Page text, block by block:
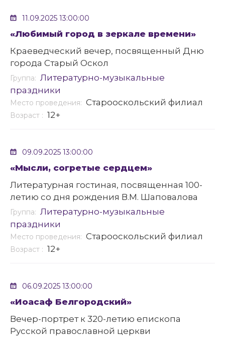
11.09.2025 13:00:00
«Любимый город в зеркале времени»
Краеведческий вечер, посвященный Дню
города Старый Оскол
Группа: Литературно-музыкальные
праздники
Место проведения: Старооскольский филиал
Возраст : 12+
09.09.2025 13:00:00
«Мысли, согретые сердцем»
Литературная гостиная, посвященная 100-
летию со дня рождения В.М. Шаповалова
Группа: Литературно-музыкальные
праздники
Место проведения: Старооскольский филиал
Возраст : 12+
06.09.2025 13:00:00
«Иоасаф Белгородский»
Вечер-портрет к 320-летию епископа
Русской православной церкви